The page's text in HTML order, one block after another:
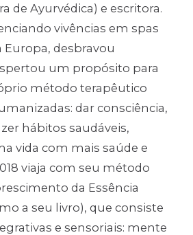
de Ayurvédica) e escritora.
vivências em spas
desbravou
um propósito para
método terapêutico
dar consciência,
hábitos saudáveis,
vida com mais saúde e
viaja com seu método
da Essência
a seu livro), que consiste
e sensoriais: mente